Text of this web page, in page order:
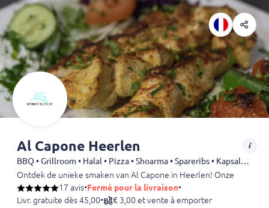
Al Capone Heerlen
BBQ • Grillroom • Halal • Pizza • Shoarma • Spareribs • Kapsalon • Chicken • Döner • Dürüm • Kebab • Fries • Drinks
Ontdek de unieke smaken van Al Capone in Heerlen! Onze
17 avis•Fermé pour la livraison•
Livr. gratuite dès 45,00• € 3,00 et vente à emporter